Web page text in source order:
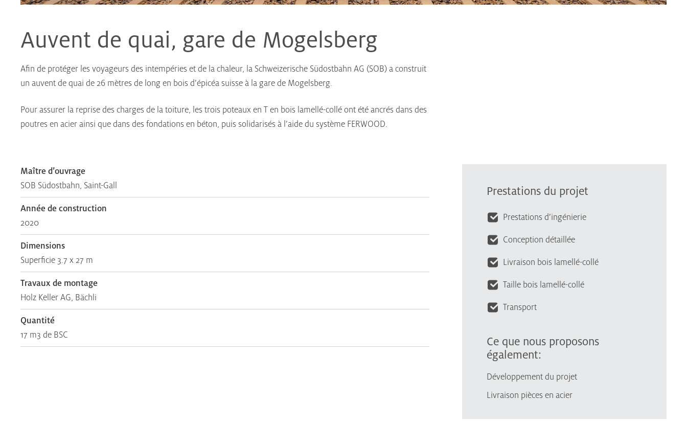
Auvent de quai, gare de Mogelsberg
Afin de protéger les voyageurs des intempéries et de la chaleur, la Schweizerische Südostbahn AG (SOB) a construit
un auvent de quai de 26 mètres de long en bois d’épicéa suisse à la gare de Mogelsberg.
Pour assurer la reprise des charges de la toiture, les trois poteaux en T en bois lamellé-collé ont été ancrés dans des
poutres en acier ainsi que dans des fondations en béton, puis solidarisés à l’aide du système FERWOOD.
Maître d’ouvrage
SOB Südostbahn, Saint-Gall
Année de construction
2020
Dimensions
Superficie 3.7 x 27 m
Travaux de montage
Holz Keller AG, Bächli
Quantité
17 m3 de BSC
Prestations du projet
Prestations d’ingénierie
Conception détaillée
Livraison bois lamellé-collé
Taille bois lamellé-collé
Transport
Ce que nous proposons
également:
Développement du projet
Livraison pièces en acier